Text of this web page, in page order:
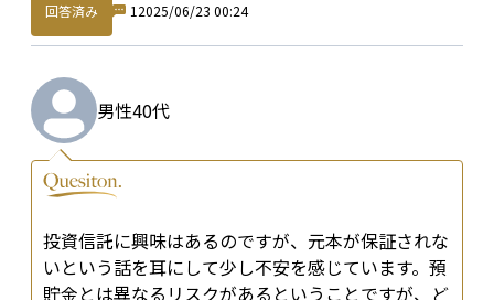
回答済み 1 2025/06/23 00:24
男性40代
投資信託に興味はあるのですが、元本が保証されな
いという話を耳にして少し不安を感じています。預
貯金とは異なるリスクがあるということですが、ど